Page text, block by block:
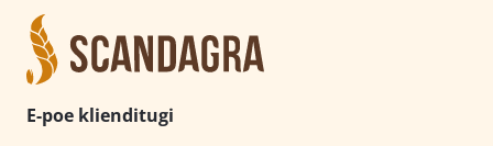
E-poe klienditugi